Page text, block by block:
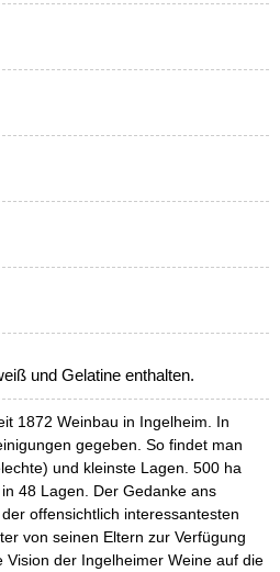
und Gelatine enthalten.
1872 Weinbau in Ingelheim. In
gegeben. So findet man
und kleinste Lagen. 500 ha
48 Lagen. Der Gedanke ans
offensichtlich interessantesten
von seinen Eltern zur Verfügung
der Ingelheimer Weine auf die